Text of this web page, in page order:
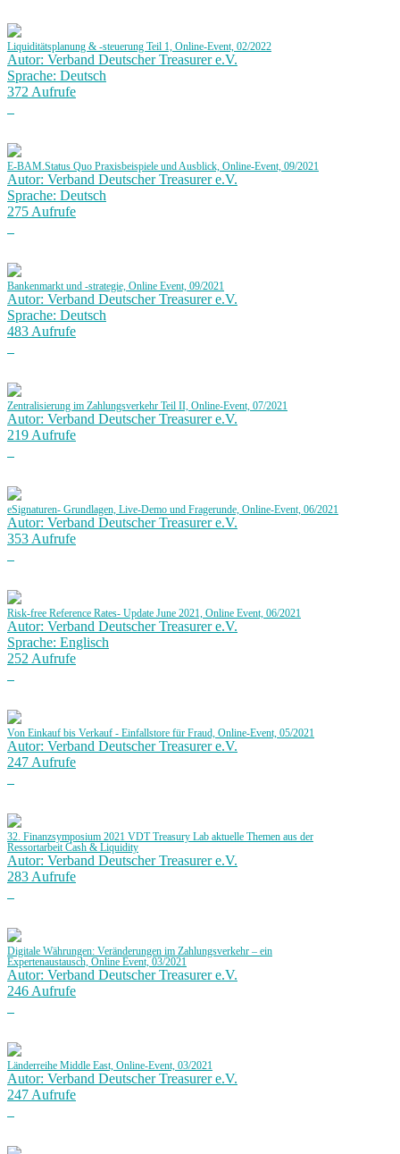
Liquiditätsplanung & -steuerung Teil 1, Online-Event, 02/2022
Autor: Verband Deutscher Treasurer e.V.
Sprache: Deutsch
372 Aufrufe
E-BAM.Status Quo Praxisbeispiele und Ausblick, Online-Event, 09/2021
Autor: Verband Deutscher Treasurer e.V.
Sprache: Deutsch
275 Aufrufe
Bankenmarkt und -strategie, Online Event, 09/2021
Autor: Verband Deutscher Treasurer e.V.
Sprache: Deutsch
483 Aufrufe
Zentralisierung im Zahlungsverkehr Teil II, Online-Event, 07/2021
Autor: Verband Deutscher Treasurer e.V.
219 Aufrufe
eSignaturen- Grundlagen, Live-Demo und Fragerunde, Online-Event, 06/2021
Autor: Verband Deutscher Treasurer e.V.
353 Aufrufe
Risk-free Reference Rates- Update June 2021, Online Event, 06/2021
Autor: Verband Deutscher Treasurer e.V.
Sprache: Englisch
252 Aufrufe
Von Einkauf bis Verkauf - Einfallstore für Fraud, Online-Event, 05/2021
Autor: Verband Deutscher Treasurer e.V.
247 Aufrufe
32. Finanzsymposium 2021 VDT Treasury Lab aktuelle Themen aus der
Ressortarbeit Cash & Liquidity
Autor: Verband Deutscher Treasurer e.V.
283 Aufrufe
Digitale Währungen: Veränderungen im Zahlungsverkehr – ein
Expertenaustausch, Online Event, 03/2021
Autor: Verband Deutscher Treasurer e.V.
246 Aufrufe
Länderreihe Middle East, Online-Event, 03/2021
Autor: Verband Deutscher Treasurer e.V.
247 Aufrufe